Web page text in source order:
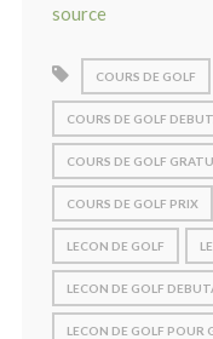
source
COURS DE GOLF
COURS DE GOLF
COURS DE GOLF
COURS DE GOLF PRIX
LECON DE GOLF
LECON DE GOLF
LECON DE GOLF POUR